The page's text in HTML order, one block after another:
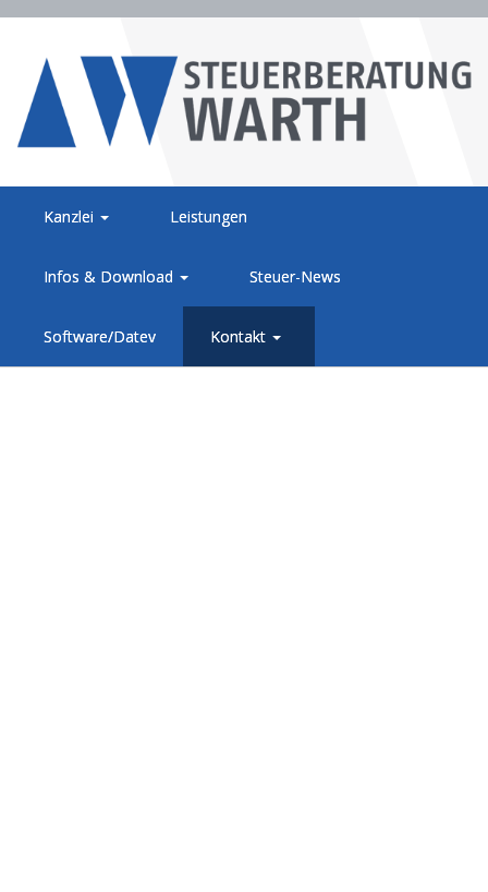
Kanzlei Leistungen
Infos & Download Steuer-News
Software/Datev Kontakt